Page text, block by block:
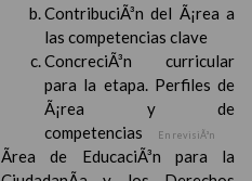
ContribuciÃ³n del Ã¡rea a
las competencias clave
ConcreciÃ³n curricular
para la etapa. Perfiles de
Ã¡rea y de
competencias
En revisiÃ³n
Ãrea de EducaciÃ³n para la